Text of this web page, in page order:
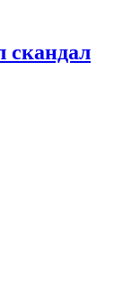
скандал